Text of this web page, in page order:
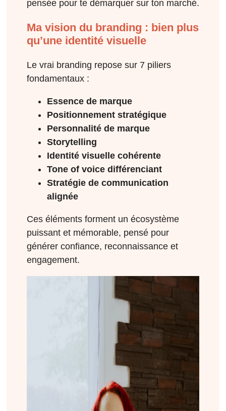
pensée pour te démarquer sur ton marché.
Ma vision du branding : bien plus
qu’une identité visuelle
Le vrai branding repose sur 7 piliers
fondamentaux :
Essence de marque
Positionnement stratégique
Personnalité de marque
Storytelling
Identité visuelle cohérente
Tone of voice différenciant
Stratégie de communication
alignée
Ces éléments forment un écosystème
puissant et mémorable, pensé pour
générer confiance, reconnaissance et
engagement.